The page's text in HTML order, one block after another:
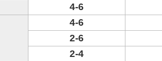
4-6
4-6
2-6
2-4